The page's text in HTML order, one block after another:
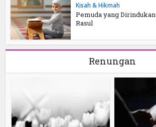
Kisah & Hikmah
Pemuda yang Dirindukan
Rasul
Renungan